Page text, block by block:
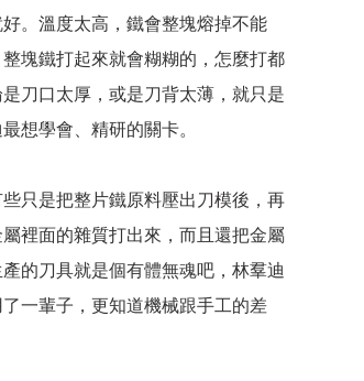
。溫度太高，鐵會整塊熔掉不能
塊鐵打起來就會糊糊的，怎麼打都
刀口太厚，或是刀背太薄，就只是
想學會、精研的關卡。
只是把整片鐵原料壓出刀模後，再
裡面的雜質打出來，而且還把金屬
的刀具就是個有體無魂吧，林羣迪
一輩子，更知道機械跟手工的差